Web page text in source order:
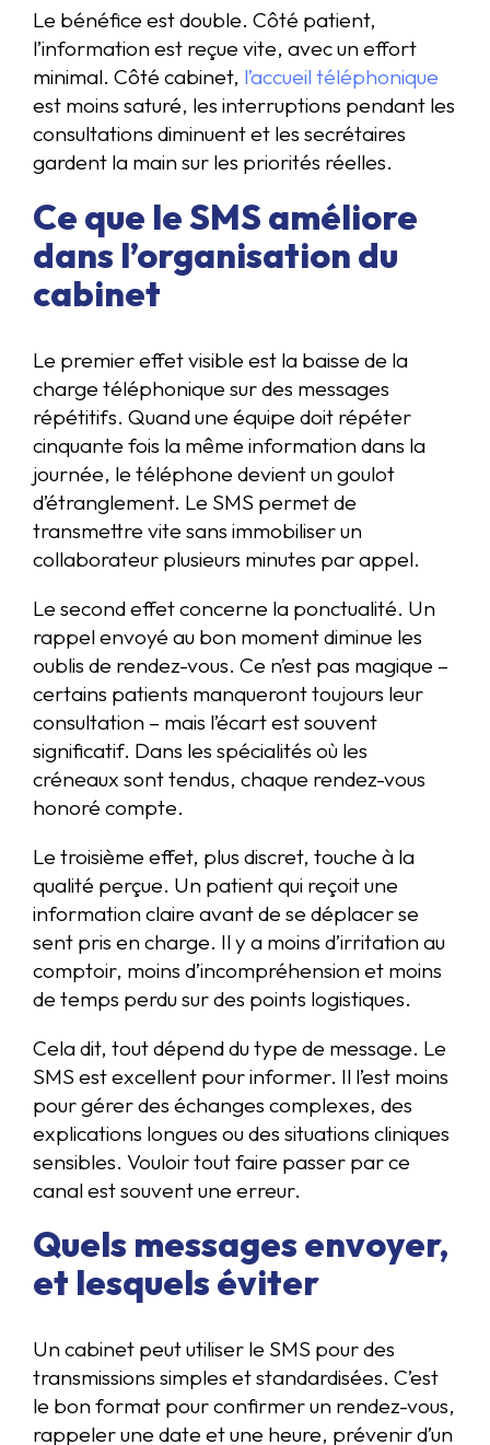
Le bénéfice est double. Côté patient,
l’information est reçue vite, avec un effort
minimal. Côté cabinet, l’accueil téléphonique
est moins saturé, les interruptions pendant les
consultations diminuent et les secrétaires
gardent la main sur les priorités réelles.
Ce que le SMS améliore
dans l’organisation du
cabinet
Le premier effet visible est la baisse de la
charge téléphonique sur des messages
répétitifs. Quand une équipe doit répéter
cinquante fois la même information dans la
journée, le téléphone devient un goulot
d’étranglement. Le SMS permet de
transmettre vite sans immobiliser un
collaborateur plusieurs minutes par appel.
Le second effet concerne la ponctualité. Un
rappel envoyé au bon moment diminue les
oublis de rendez-vous. Ce n’est pas magique –
certains patients manqueront toujours leur
consultation – mais l’écart est souvent
significatif. Dans les spécialités où les
créneaux sont tendus, chaque rendez-vous
honoré compte.
Le troisième effet, plus discret, touche à la
qualité perçue. Un patient qui reçoit une
information claire avant de se déplacer se
sent pris en charge. Il y a moins d’irritation au
comptoir, moins d’incompréhension et moins
de temps perdu sur des points logistiques.
Cela dit, tout dépend du type de message. Le
SMS est excellent pour informer. Il l’est moins
pour gérer des échanges complexes, des
explications longues ou des situations cliniques
sensibles. Vouloir tout faire passer par ce
canal est souvent une erreur.
Quels messages envoyer,
et lesquels éviter
Un cabinet peut utiliser le SMS pour des
transmissions simples et standardisées. C’est
le bon format pour confirmer un rendez-vous,
rappeler une date et une heure, prévenir d’un